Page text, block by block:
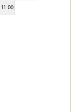
11.00